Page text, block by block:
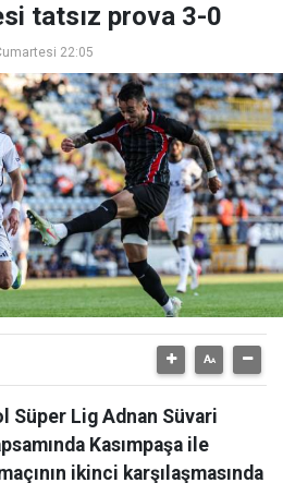
tatsız prova 3-0
22:05
Süper Lig Adnan Süvari
Kasımpaşa ile
ikinci karşılaşmasında